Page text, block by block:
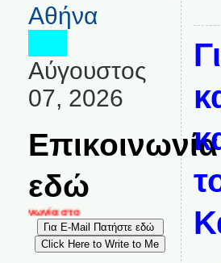
Αθήνα
Αύγουστος
07, 2026
Επικοινωνία
εδώ
στο